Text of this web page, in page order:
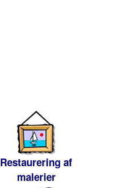
Restaurering af
malerier